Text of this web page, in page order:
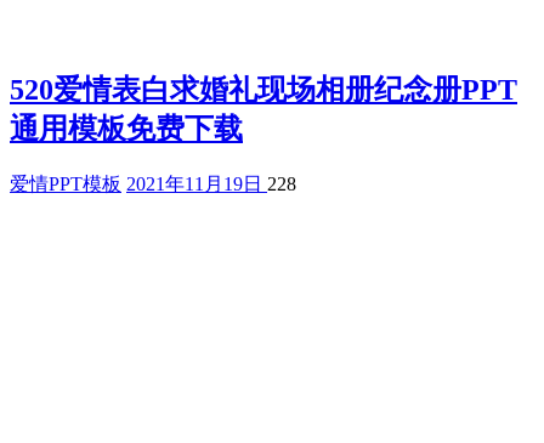
520爱情表白求婚礼现场相册纪念册PPT
通用模板免费下载
爱情PPT模板 2021年11月19日 228